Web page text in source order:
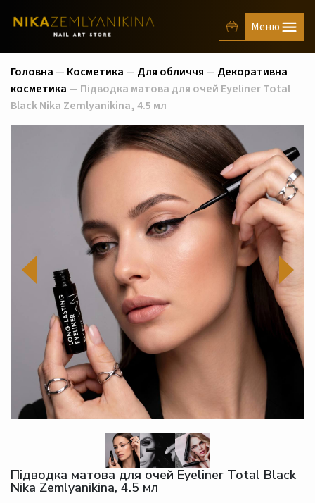
Головна — Косметика — Для обличчя — Декоративна
косметика — Підводка матова для очей Eyeliner Total
Black Nika Zemlyanikina, 4.5 мл
Підводка матова для очей Eyeliner Total Black
Nika Zemlyanikina, 4.5 мл